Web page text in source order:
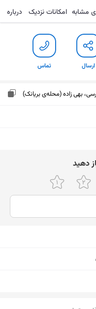
توضیح مختصر مشابه امکانات نزدیک درباره
ارسال تماس
بهی زاده (محله‌ی بریانک)
دﻫﯿﺪ